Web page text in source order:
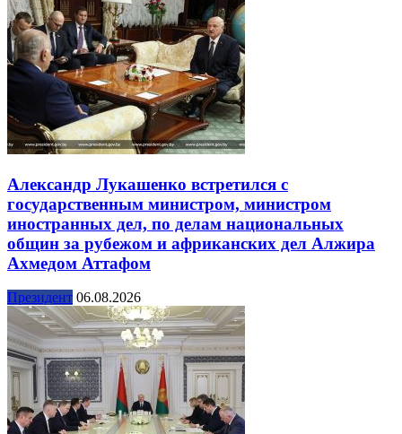
Александр Лукашенко встретился с
государственным министром, министром
иностранных дел, по делам национальных
общин за рубежом и африканских дел Алжира
Ахмедом Аттафом
Президент 06.08.2026